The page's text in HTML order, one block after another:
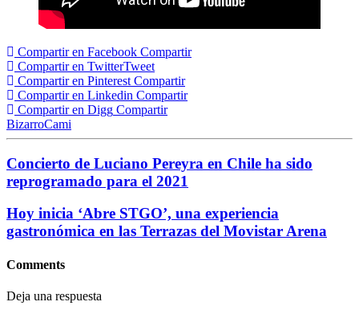
Compartir en Facebook Compartir
Compartir en TwitterTweet
Compartir en Pinterest Compartir
Compartir en Linkedin Compartir
Compartir en Digg Compartir
BizarroCami
Concierto de Luciano Pereyra en Chile ha sido
reprogramado para el 2021
Hoy inicia ‘Abre STGO’, una experiencia
gastronómica en las Terrazas del Movistar Arena
Comments
Deja una respuesta